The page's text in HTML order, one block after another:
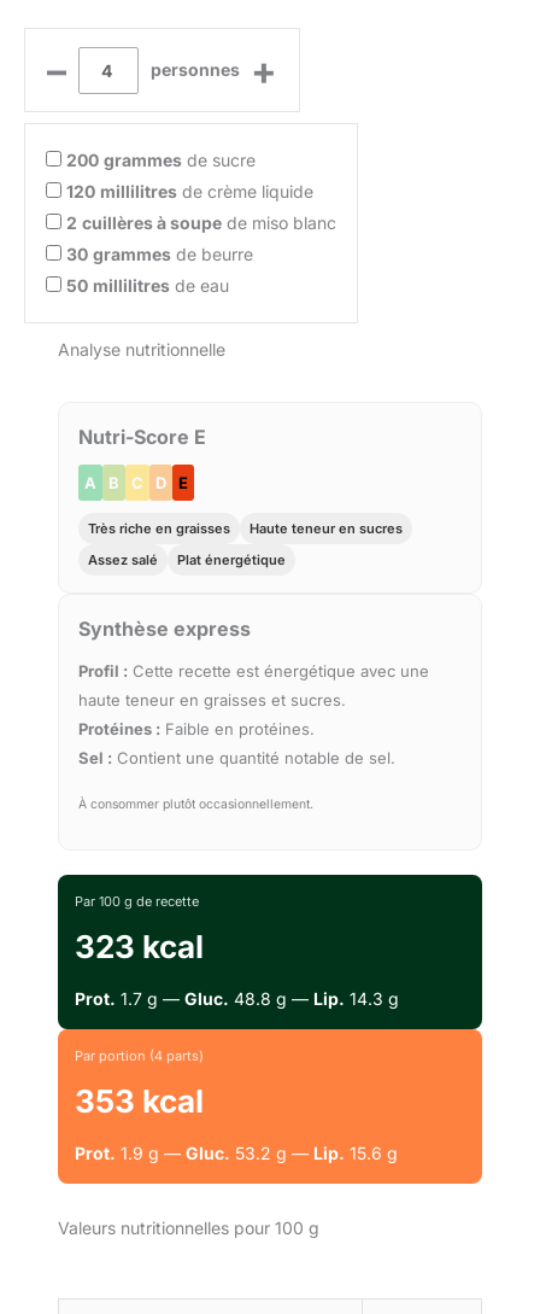
– personnes +
200 grammes de sucre
120 millilitres de crème liquide
2 cuillères à soupe de miso blanc
30 grammes de beurre
50 millilitres de eau
Analyse nutritionnelle
Nutri-Score E
A B C D E
Très riche en graisses
Haute teneur en sucres
Assez salé
Plat énergétique
Synthèse express
Profil : Cette recette est énergétique avec une
haute teneur en graisses et sucres.
Protéines : Faible en protéines.
Sel : Contient une quantité notable de sel.
À consommer plutôt occasionnellement.
Par 100 g de recette
323 kcal
Prot. 1.7 g — Gluc. 48.8 g — Lip. 14.3 g
Par portion (4 parts)
353 kcal
Prot. 1.9 g — Gluc. 53.2 g — Lip. 15.6 g
Valeurs nutritionnelles pour 100 g